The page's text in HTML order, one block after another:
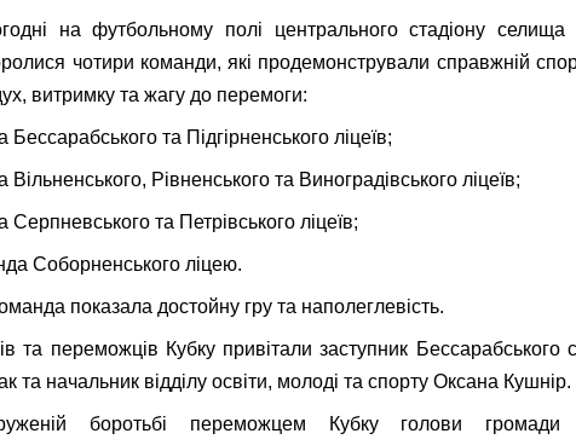
на футбольному полі центрального стадіону селища
чотири команди, які продемонстрували справжній
витримку та жагу до перемоги:
Бессарабського та Підгірненського ліцеїв;
Вільненського, Рівненського та Виноградівського ліцеїв;
Серпневського та Петрівського ліцеїв;
Соборненського ліцею.
показала достойну гру та наполеглевість.
та переможців Кубку привітали заступник Бессарабського
та начальник відділу освіти, молоді та спорту Оксана Кушнір.
боротьбі переможцем Кубку голови громади